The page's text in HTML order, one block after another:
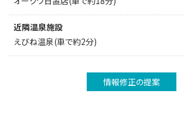
近隣温泉施設
えびね温泉(車で約2分)
情報修正の提案